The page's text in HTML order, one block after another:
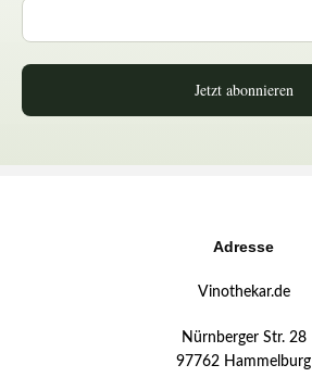
Jetzt abonnieren
Adresse
Vinothekar.de
Nürnberger Str. 28
97762 Hammelburg